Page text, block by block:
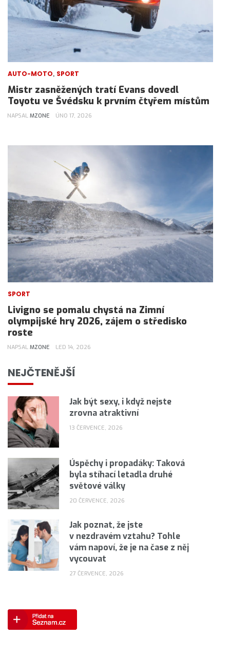
AUTO-MOTO, SPORT
Mistr zasněžených tratí Evans dovedl
Toyotu ve Švédsku k prvním čtyřem místům
NAPSAL MZONE ÚNO 17, 2026
SPORT
Livigno se pomalu chystá na Zimní
olympijské hry 2026, zájem o středisko
roste
NAPSAL MZONE LED 14, 2026
NEJČTENĚJŠÍ
Jak být sexy, i když nejste
zrovna atraktivní
13 ČERVENCE, 2026
Úspěchy i propadáky: Taková
byla stíhací letadla druhé
světové války
20 ČERVENCE, 2026
Jak poznat, že jste
v nezdravém vztahu? Tohle
vám napoví, že je na čase z něj
vycouvat
27 ČERVENCE, 2026